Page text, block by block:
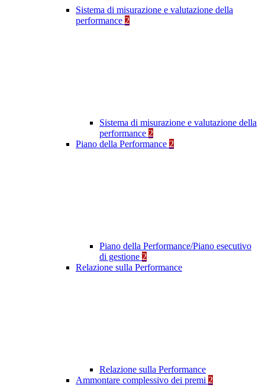
Sistema di misurazione e valutazione della
performance 2
Sistema di misurazione e valutazione della
performance 2
Piano della Performance 2
Piano della Performance/Piano esecutivo
di gestione 2
Relazione sulla Performance
Relazione sulla Performance
Ammontare complessivo dei premi 2